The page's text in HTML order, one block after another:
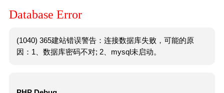
Database Error
(1040) 365建站错误警告：连接数据库失败，可能的原
因：1、数据库密码不对; 2、mysql未启动。